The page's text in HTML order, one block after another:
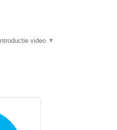
Introductie video ▼